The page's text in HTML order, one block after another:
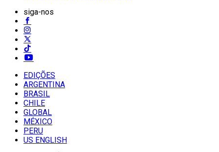
siga-nos
EDIÇÕES
ARGENTINA
BRASIL
CHILE
GLOBAL
MÉXICO
PERU
US ENGLISH